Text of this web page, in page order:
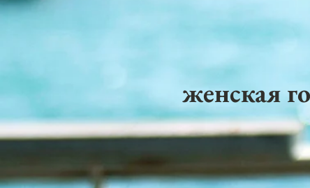
женская